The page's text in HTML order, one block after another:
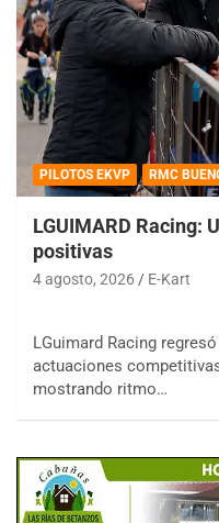
PILOTOS EKVP RMC
LGUIMARD Racing:
positivas
4 agosto, 2026 E-Kart
LGuimard Racing
actuaciones
mostrando ritmo…